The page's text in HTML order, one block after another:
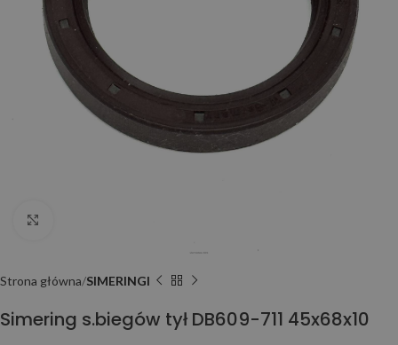
Strona główna SIMERINGI
Simering s.biegów tył DB609-711 45x68x10